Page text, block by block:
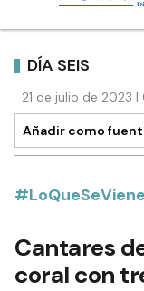
DÍA SEIS
21 de julio de 2023
Añadir como
#LoQueSeViene
Cantares
coral con